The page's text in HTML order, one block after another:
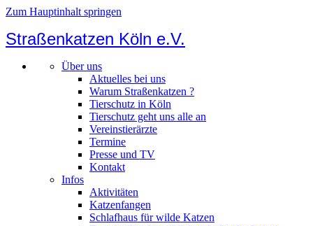
Zum Hauptinhalt springen
Straßenkatzen Köln e.V.
Über uns
Aktuelles bei uns
Warum Straßenkatzen ?
Tierschutz in Köln
Tierschutz geht uns alle an
Vereinstierärzte
Termine
Presse und TV
Kontakt
Infos
Aktivitäten
Katzenfangen
Schlafhaus für wilde Katzen